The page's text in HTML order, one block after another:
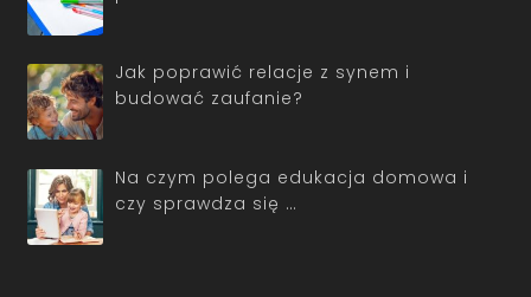
Jak poprawić relacje z synem i
budować zaufanie?
Na czym polega edukacja domowa i
czy sprawdza się …